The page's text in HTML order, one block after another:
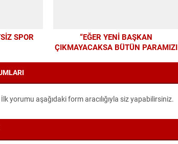
SPOR
“EĞER YENİ BAŞKAN
ÇIKMAYACAKSA BÜTÜN PARAMIZI
yorumu aşağıdaki form aracılığıyla siz yapabilirsiniz.